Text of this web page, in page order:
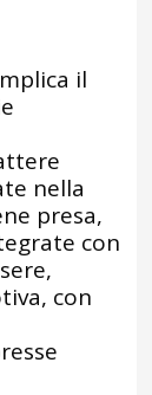
il
nella
presa,
con
con